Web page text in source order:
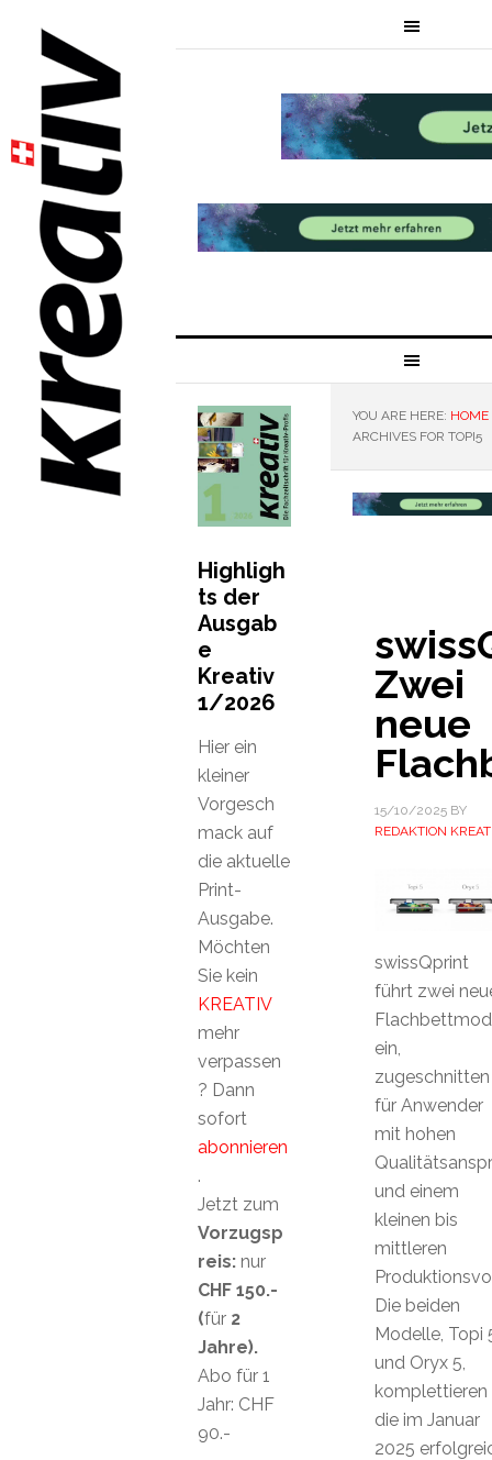
YOU ARE HERE: HOME
ARCHIVES FOR TOPI5
Zwei
neue
15/10/2025BY
REDAKTION
swissQprint
führt zwei
ein,
zugeschnitten
für Anwender
mit hohen
und einem
kleinen bis
mittleren
Die beiden
Modelle, Topi
und Oryx 5,
komplettieren
die im Januar
2025
Highligh
ts der
Ausgab
e
Kreativ
1/2026
Hier ein
kleiner
Vorgesch
mack auf
die aktuelle
Print-
Ausgabe.
Möchten
Sie kein
KREATIV
mehr
verpassen
? Dann
sofort
abonnieren
.
Jetzt zum
Vorzugsp
reis: nur
CHF 150.-
(für 2
Jahre).
Abo für 1
Jahr: CHF
90.-